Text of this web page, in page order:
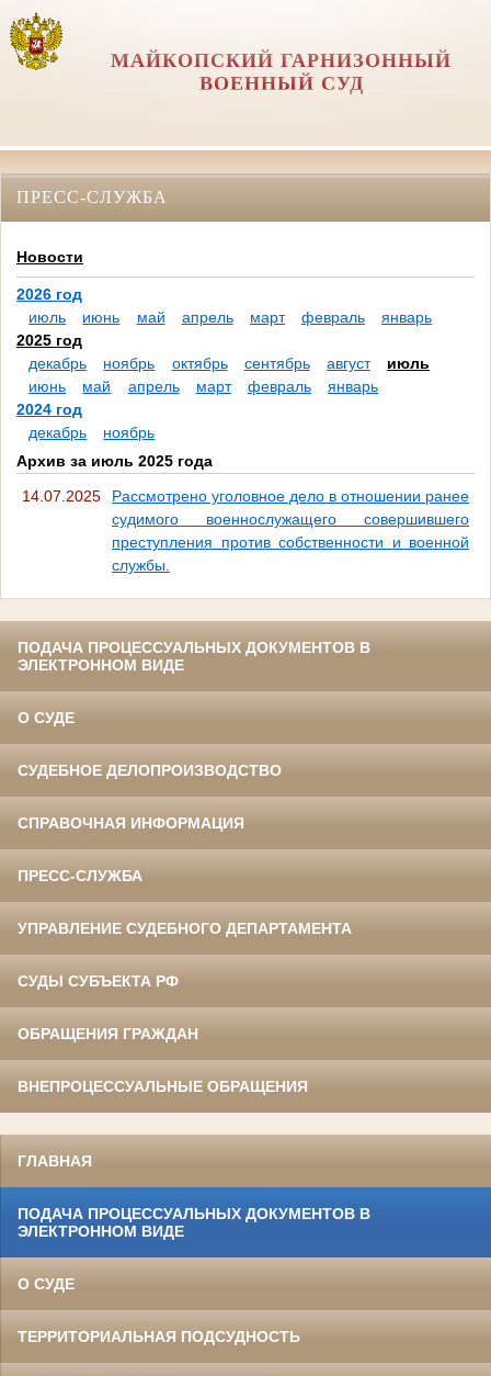
МАЙКОПСКИЙ ГАРНИЗОННЫЙ
ВОЕННЫЙ СУД
ПРЕСС-СЛУЖБА
Новости
2026 год
июль
июнь май апрель март февраль
январь
2025 год
декабрь
ноябрь октябрь сентябрь август
июль
июнь
май апрель март февраль
январь
2024 год
декабрь
ноябрь
Архив за июль 2025 года
14.07.2025
Рассмотрено уголовное дело в отношении ранее
судимого военнослужащего совершившего
преступления против собственности и военной
службы.
ПОДАЧА ПРОЦЕССУАЛЬНЫХ ДОКУМЕНТОВ В
ЭЛЕКТРОННОМ ВИДЕ
О СУДЕ
СУДЕБНОЕ ДЕЛОПРОИЗВОДСТВО
СПРАВОЧНАЯ ИНФОРМАЦИЯ
ПРЕСС-СЛУЖБА
УПРАВЛЕНИЕ СУДЕБНОГО ДЕПАРТАМЕНТА
СУДЫ СУБЪЕКТА РФ
ОБРАЩЕНИЯ ГРАЖДАН
ВНЕПРОЦЕССУАЛЬНЫЕ ОБРАЩЕНИЯ
ГЛАВНАЯ
ПОДАЧА ПРОЦЕССУАЛЬНЫХ ДОКУМЕНТОВ В
ЭЛЕКТРОННОМ ВИДЕ
О СУДЕ
ТЕРРИТОРИАЛЬНАЯ ПОДСУДНОСТЬ